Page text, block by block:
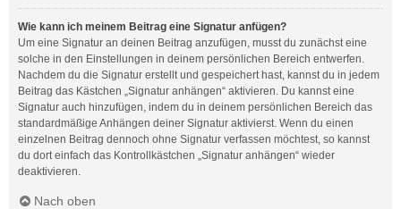
Wie kann ich meinem Beitrag eine Signatur anfügen?
Um eine Signatur an deinen Beitrag anzufügen, musst du zunächst eine
solche in den Einstellungen in deinem persönlichen Bereich entwerfen.
Nachdem du die Signatur erstellt und gespeichert hast, kannst du in jedem
Beitrag das Kästchen „Signatur anhängen“ aktivieren. Du kannst eine
Signatur auch hinzufügen, indem du in deinem persönlichen Bereich das
standardmäßige Anhängen deiner Signatur aktivierst. Wenn du einen
einzelnen Beitrag dennoch ohne Signatur verfassen möchtest, so kannst
du dort einfach das Kontrollkästchen „Signatur anhängen“ wieder
deaktivieren.
Nach oben